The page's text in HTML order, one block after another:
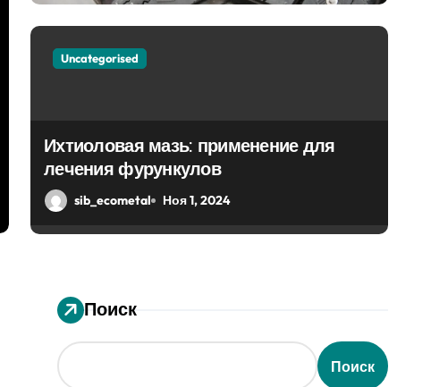
Обзор таблеток для
sib_ecometal Ноя 1, 2024
Uncategorised
Ихтиоловая мазь: применение для
лечения фурункулов
sib_ecometal Ноя 1, 2024
Поиск
Поиск